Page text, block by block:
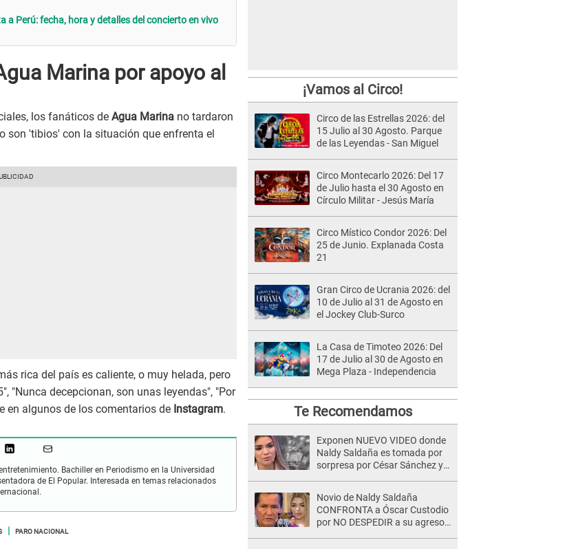
a Perú: fecha, hora y detalles del concierto en vivo
Marina por apoyo al
los fanáticos de Agua Marina no tardaron
son 'tibios' con la situación que enfrenta el
rica del país es caliente, o muy helada, pero
"Nunca decepcionan, son unas leyendas", "Por
en algunos de los comentarios de Instagram.
Bachiller en Periodismo en la Universidad
de El Popular. Interesada en temas relacionados
PARO NACIONAL
¡Vamos al Circo!
Circo de las Estrellas 2026: del
15 Julio al 30 Agosto. Parque
de las Leyendas - San Miguel
Circo Montecarlo 2026: Del 17
de Julio hasta el 30 Agosto en
Círculo Militar - Jesús María
Circo Místico Condor 2026: Del
25 de Junio. Explanada Costa
21
Gran Circo de Ucrania 2026: del
10 de Julio al 31 de Agosto en
el Jockey Club-Surco
La Casa de Timoteo 2026: Del
17 de Julio al 30 de Agosto en
Mega Plaza - Independencia
Te Recomendamos
Exponen NUEVO VIDEO donde
Naldy Saldaña es tomada por
sorpresa por César Sánchez y
Novio de Naldy Saldaña
CONFRONTA a Óscar Custodio
por NO DESPEDIR a su agresor